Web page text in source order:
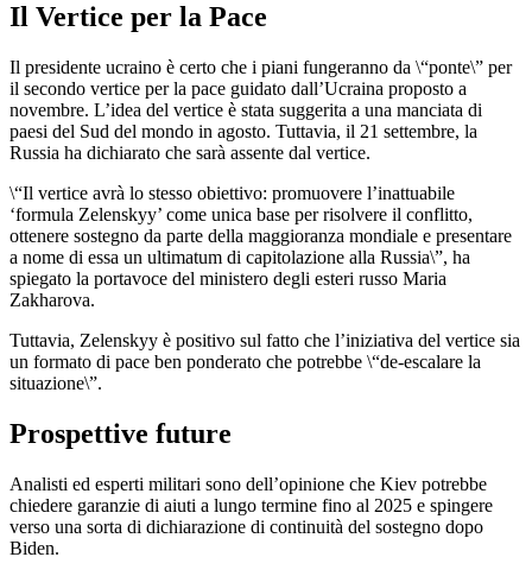
Il Vertice per la Pace
Il presidente ucraino è certo che i piani fungeranno da \“ponte\” per
il secondo vertice per la pace guidato dall’Ucraina proposto a
novembre. L’idea del vertice è stata suggerita a una manciata di
paesi del Sud del mondo in agosto. Tuttavia, il 21 settembre, la
Russia ha dichiarato che sarà assente dal vertice.
\“Il vertice avrà lo stesso obiettivo: promuovere l’inattuabile
‘formula Zelenskyy’ come unica base per risolvere il conflitto,
ottenere sostegno da parte della maggioranza mondiale e presentare
a nome di essa un ultimatum di capitolazione alla Russia\”, ha
spiegato la portavoce del ministero degli esteri russo Maria
Zakharova.
Tuttavia, Zelenskyy è positivo sul fatto che l’iniziativa del vertice sia
un formato di pace ben ponderato che potrebbe \“de-escalare la
situazione\”.
Prospettive future
Analisti ed esperti militari sono dell’opinione che Kiev potrebbe
chiedere garanzie di aiuti a lungo termine fino al 2025 e spingere
verso una sorta di dichiarazione di continuità del sostegno dopo
Biden.